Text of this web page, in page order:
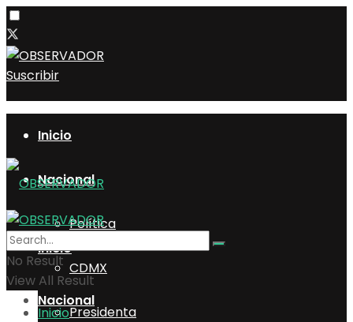
Suscribir
Inicio
Nacional
Política
CDMX
Presidenta
Inicio
Nacional
No Result
View All Result
Inicio